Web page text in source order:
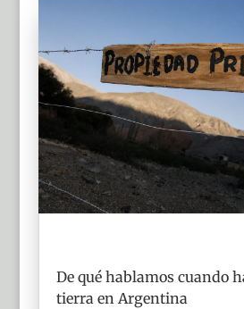
De qué hablamos cuando
tierra en Argentina